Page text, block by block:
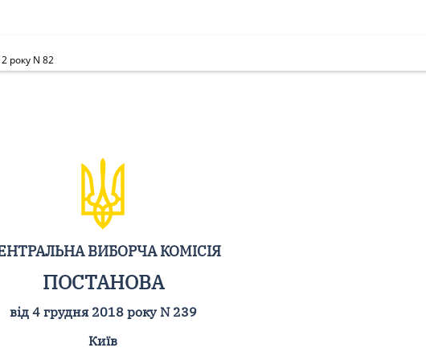
року N 82
ВИБОРЧА КОМІСІЯ
ПОСТАНОВА
від 4 грудня 2018 року N 239
Київ